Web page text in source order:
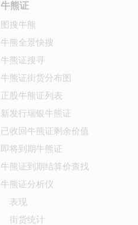
牛熊证
图搜牛熊
牛熊全景快搜
牛熊证搜寻
牛熊证街货分布图
正股牛熊证列表
新发行瑞银牛熊证
已收回牛熊证剩余价值
即将到期牛熊证
牛熊证到期结算价查找
牛熊证分析仪
表现
街货统计